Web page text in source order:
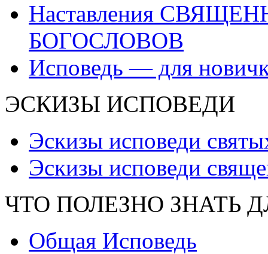
Наставления
БОГОСЛОВОВ
Исповедь — для
ЭСКИЗЫ ИСПОВЕДИ
Эскизы исповеди
Эскизы исповеди
ЧТО ПОЛЕЗНО ЗНАТЬ
Общая Исповедь